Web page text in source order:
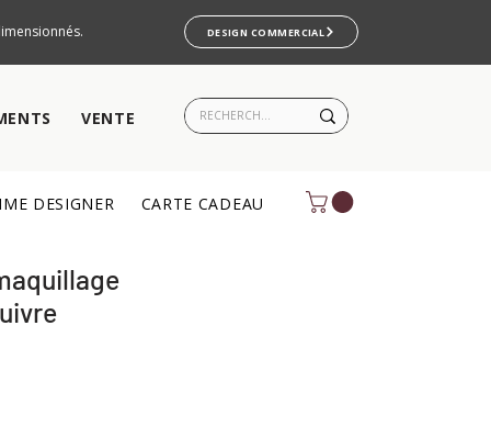
DESIGN COMMERCIAL
VENTE
DESIGNER CARTE CADEAU